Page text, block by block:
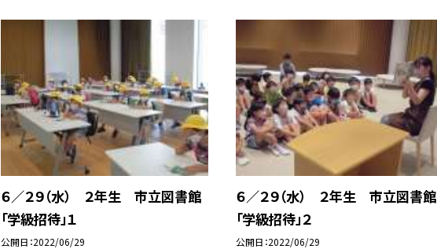
６／２９（水） ２年生 市立図書館
「学級招待」１
公開日 2022/06/29
６／２９（水） ２年生 市立図書館
「学級招待」２
公開日 2022/06/29